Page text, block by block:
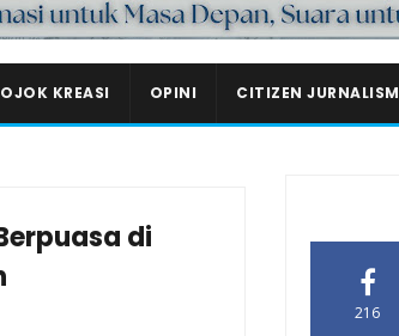
KREASI OPINI CITIZEN JURNALISM
di
216